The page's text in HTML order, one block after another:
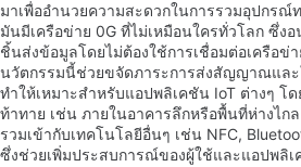
มาเพื่ออำนวยความสะดวกในการรวมอุปกรณ์
มันมีเครือข่าย 0G ที่ไม่เหมือนใครทั่วโลก ซึ่
ชิ้นส่งข้อมูลโดยไม่ต้องใช้การเชื่อมต่อเครือข่
นวัตกรรมนี้ช่วยขจัดภาระการส่งสัญญาณแล
ทำให้เหมาะสำหรับแอปพลิเคชัน IoT ต่างๆ โ
ท้าทาย เช่น ภายในอาคารลึกหรือพื้นที่ห่างไ
รวมเข้ากับเทคโนโลยีอื่นๆ เช่น NFC,
ซึ่งช่วยเพิ่มประสบการณ์ของผู้ใช้และแอปพลิเ